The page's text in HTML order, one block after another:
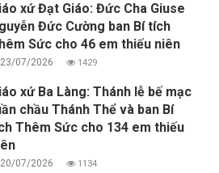
xứ Đạt Giáo: Đức Cha Giuse
Đức Cường ban Bí tích
Sức cho 46 em thiếu niên
23/07/2026 1429
xứ Ba Làng: Thánh lễ bế mạc
chầu Thánh Thể và ban Bí
Thêm Sức cho 134 em thiếu
20/07/2026 1134